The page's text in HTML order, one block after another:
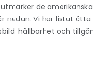
de
nedan. Vi har listat
hållbarhet och